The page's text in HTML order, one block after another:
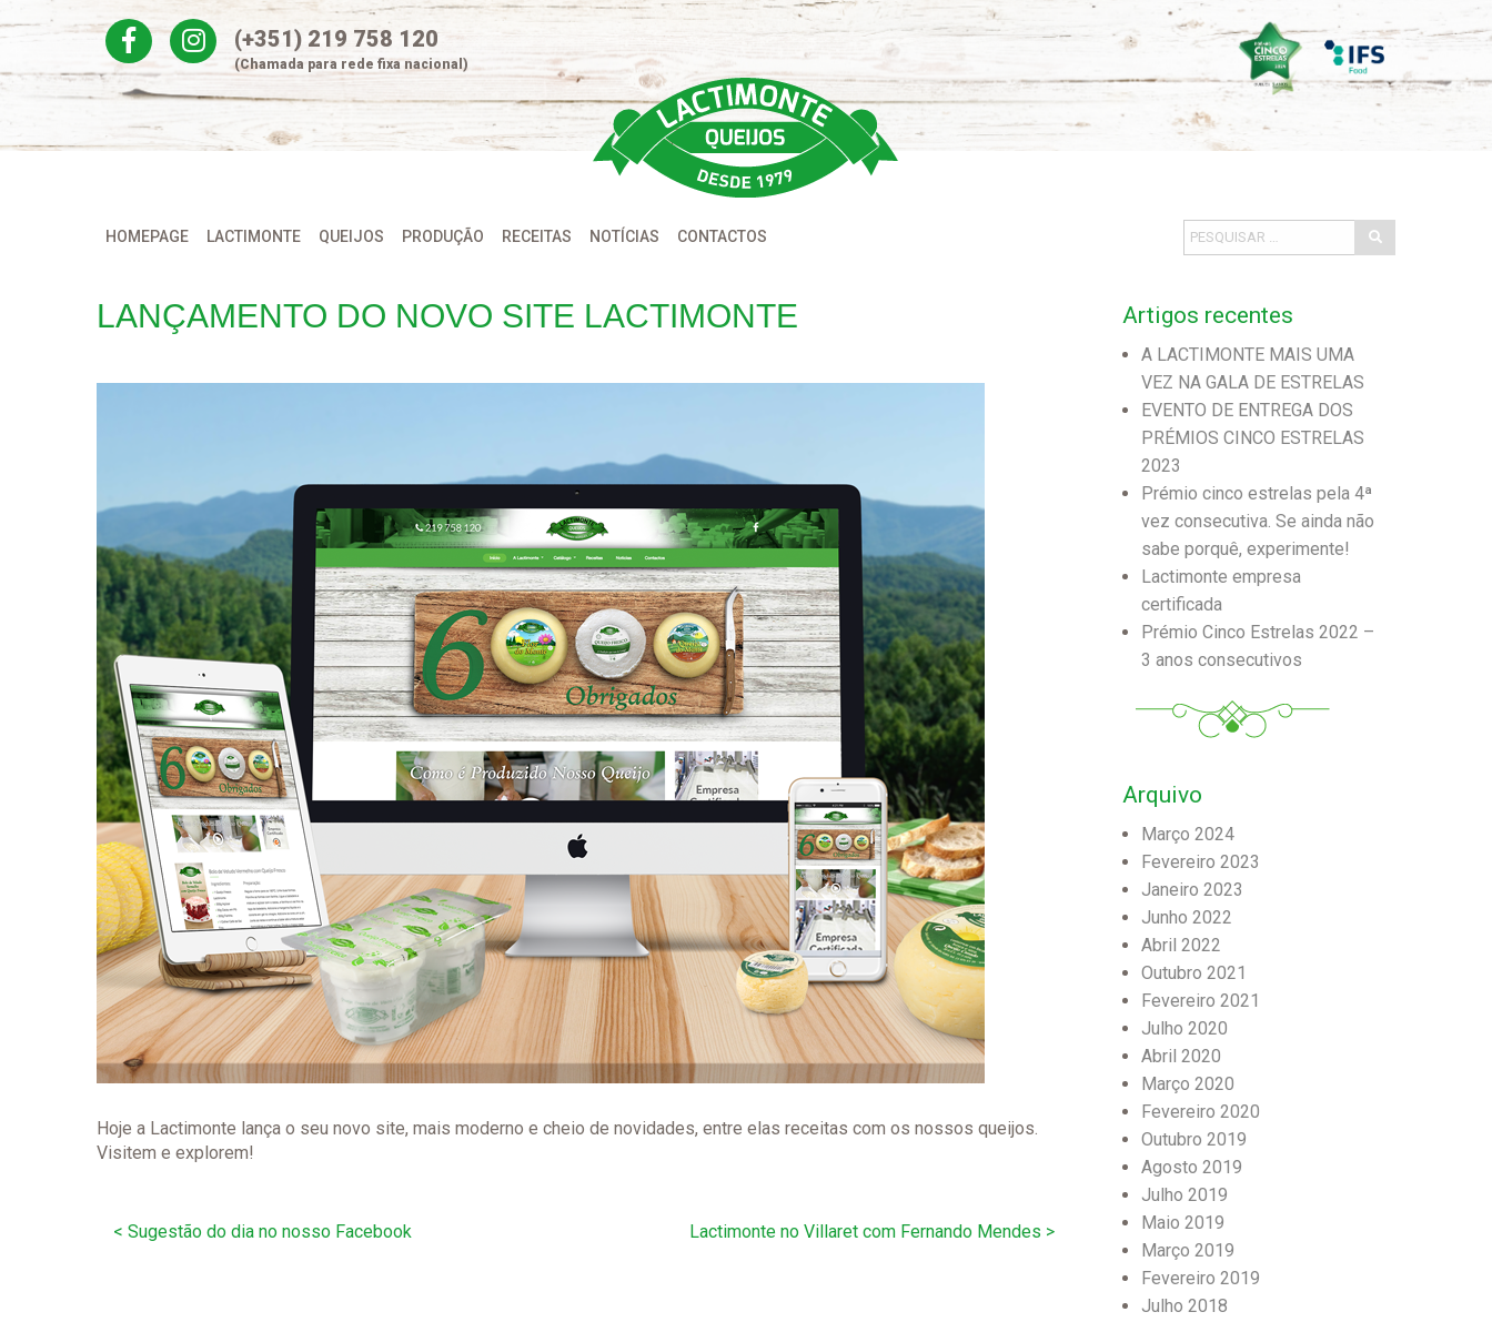
to
(+351) 219 758 120
(Chamada para rede fixa nacional)
HOMEPAGE LACTIMONTE QUEIJOS PRODUÇÃO RECEITAS NOTÍCIAS CONTACTOS
LANÇAMENTO DO NOVO SITE LACTIMONTE
Hoje a Lactimonte lança o seu novo site, mais moderno e cheio de novidades, entre elas receitas com os nossos queijos.
Visitem e explorem!
Navegação
< Sugestão do dia no nosso Facebook Lactimonte no Villaret com Fernando Mendes >
Artigos recentes
A LACTIMONTE MAIS UMA
VEZ NA GALA DE ESTRELAS
EVENTO DE ENTREGA DOS
PRÉMIOS CINCO ESTRELAS
2023
Prémio cinco estrelas pela 4ª
vez consecutiva. Se ainda não
sabe porquê, experimente!
Lactimonte empresa
certificada
Prémio Cinco Estrelas 2022 –
3 anos consecutivos
Arquivo
Março 2024
Fevereiro 2023
Janeiro 2023
Junho 2022
Abril 2022
Outubro 2021
Fevereiro 2021
Julho 2020
Abril 2020
Março 2020
Fevereiro 2020
Outubro 2019
Agosto 2019
Julho 2019
Maio 2019
Março 2019
Fevereiro 2019
Julho 2018